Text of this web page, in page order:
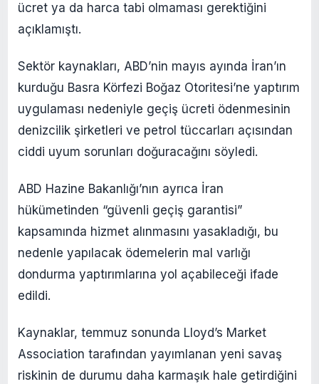
ücret ya da harca tabi olmaması gerektiğini
açıklamıştı.
Sektör kaynakları, ABD’nin mayıs ayında İran’ın
kurduğu Basra Körfezi Boğaz Otoritesi’ne yaptırım
uygulaması nedeniyle geçiş ücreti ödenmesinin
denizcilik şirketleri ve petrol tüccarları açısından
ciddi uyum sorunları doğuracağını söyledi.
ABD Hazine Bakanlığı’nın ayrıca İran
hükümetinden “güvenli geçiş garantisi”
kapsamında hizmet alınmasını yasakladığı, bu
nedenle yapılacak ödemelerin mal varlığı
dondurma yaptırımlarına yol açabileceği ifade
edildi.
Kaynaklar, temmuz sonunda Lloyd’s Market
Association tarafından yayımlanan yeni savaş
riskinin de durumu daha karmaşık hale getirdiğini